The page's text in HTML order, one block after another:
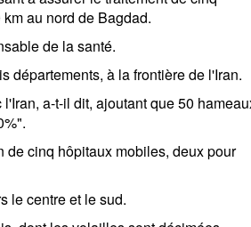
au nord de Bagdad.
de la santé.
départements, à la frontière de l'Iran.
a-t-il dit, ajoutant que 50
de cinq hôpitaux mobiles, deux pour
le centre et le sud.